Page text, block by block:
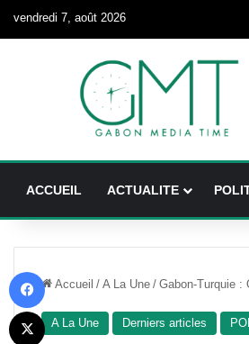
vendredi 7, août 2026
ACCUEIL ACTUALITE
Accueil / A La Une / Gabon-Turquie :
A La Une Derniers articles
X